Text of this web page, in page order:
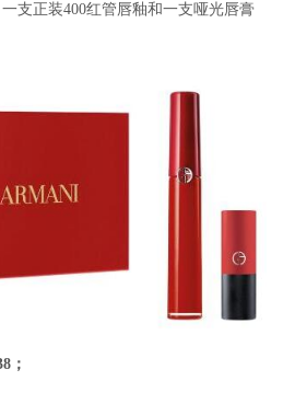
支正装400红管唇釉和一支哑光唇膏
；